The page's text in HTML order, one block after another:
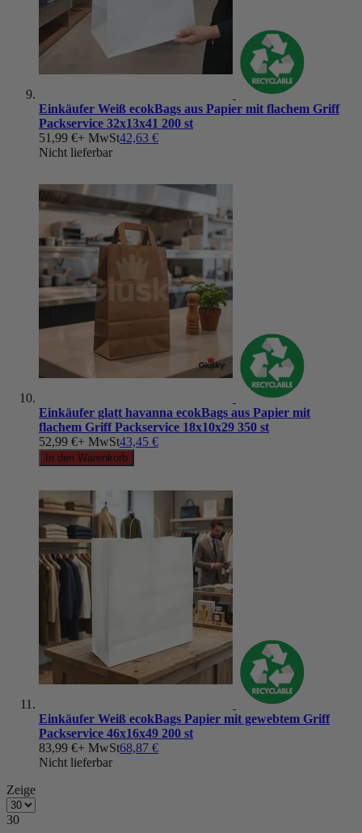
Einkäufer Weiß ecokBags aus Papier mit flachem Griff
Packservice 32x13x41 200 st
51,99 €+ MwSt42,63 €
Nicht lieferbar
Einkäufer glatt havanna ecokBags aus Papier mit
flachem Griff Packservice 18x10x29 350 st
52,99 €+ MwSt43,45 €
In den Warenkorb
Einkäufer Weiß ecokBags Papier mit gewebtem Griff
Packservice 46x16x49 200 st
83,99 €+ MwSt68,87 €
Nicht lieferbar
Zeige
30